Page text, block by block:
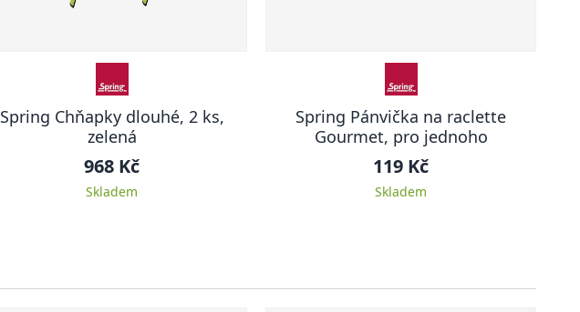
Spring Chňapky dlouhé, 2 ks,
zelená
968 Kč
Skladem
Spring Pánvička na raclette
Gourmet, pro jednoho
119 Kč
Skladem